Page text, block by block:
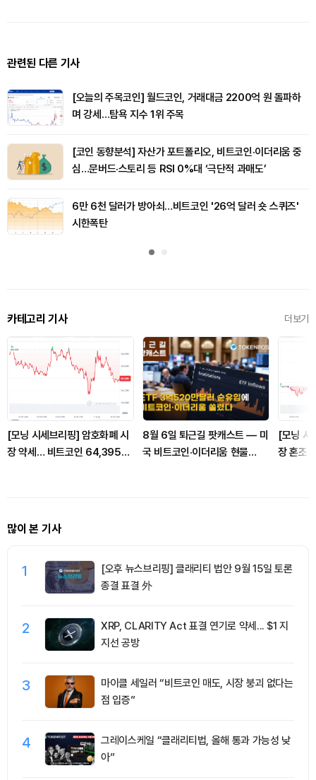
관련된 다른 기사
[오늘의 주목코인] 월드코인, 거래대금 2200억 원 돌파하
며 강세…탐욕 지수 1위 주목
[코인 동향분석] 자산가 포트폴리오, 비트코인·이더리움 중
심…문버드·스토리 등 RSI 0%대 ‘극단적 과매도’
6만 6천 달러가 방아쇠…비트코인 '26억 달러 숏 스퀴즈'
시한폭탄
카테고리 기사 더보기
[모닝 시세브리핑] 암호화폐 시
장 약세… 비트코인 64,395달
8월 6일 퇴근길 팟캐스트 — 미
국 비트코인·이더리움 현물
[모닝 시
장 혼조
많이 본 기사
1
[오후 뉴스브리핑] 클래리티 법안 9월 15일 토론
종결 표결 外
2
XRP, CLARITY Act 표결 연기로 약세... $1 지
지선 공방
3
마이클 세일러 “비트코인 매도, 시장 붕괴 없다는
점 입증”
4
그레이스케일 “클래리티법, 올해 통과 가능성 낮
아”